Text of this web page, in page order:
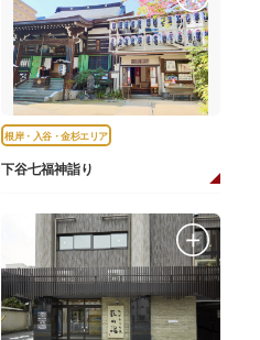
根岸・入谷・金杉エリア
下谷七福神詣り